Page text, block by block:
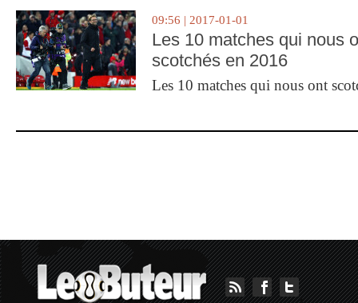
09:56 | 2017-01-01
Les 10 matches qui nous
scotchés en 2016
Les 10 matches qui nous ont